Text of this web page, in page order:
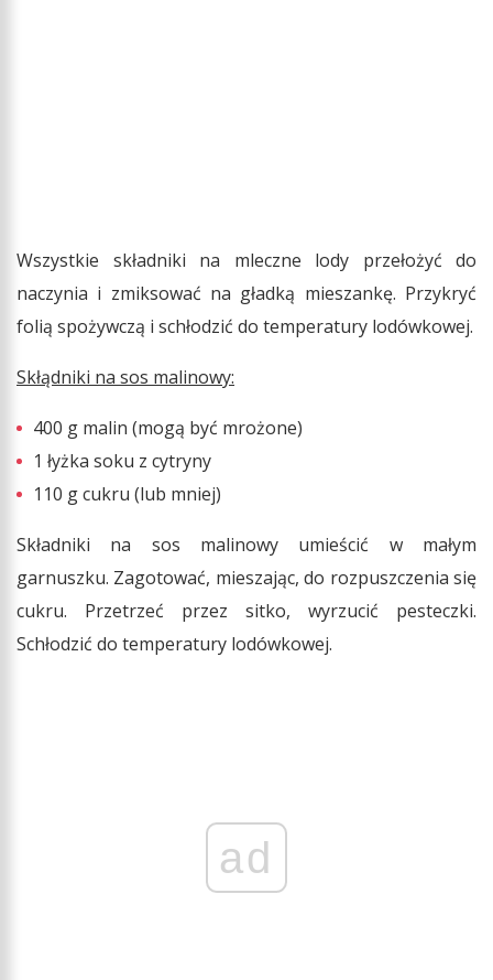
Wszystkie składniki na mleczne lody przełożyć do
naczynia i zmiksować na gładką mieszankę. Przykryć
folią spożywczą i schłodzić do temperatury lodówkowej.
Skłądniki na sos malinowy:
400 g malin (mogą być mrożone)
1 łyżka soku z cytryny
110 g cukru (lub mniej)
Składniki na sos malinowy umieścić w małym
garnuszku. Zagotować, mieszając, do rozpuszczenia się
cukru. Przetrzeć przez sitko, wyrzucić pesteczki.
Schłodzić do temperatury lodówkowej.
ad